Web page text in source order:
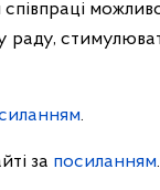
раду,
.
за посиланням.